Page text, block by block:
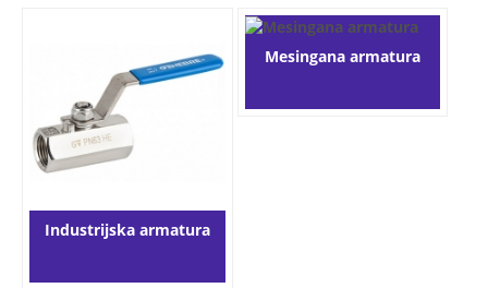
Industrijska armatura
Mesingana armatura